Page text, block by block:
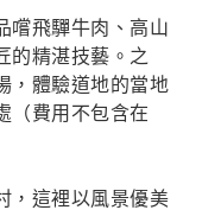
嚐飛驒牛肉、高山
的精湛技藝。之
，體驗道地的當地
（費用不包含在
，這裡以風景優美